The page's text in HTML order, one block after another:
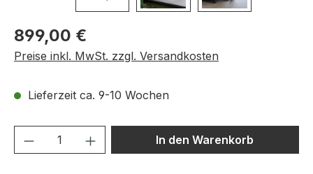
Regulärer Preis:
899,00 €
Preise inkl. MwSt. zzgl. Versandkosten
Lieferzeit ca. 9-10 Wochen
Produkt Anzahl: Gib denIn den Warenkorb